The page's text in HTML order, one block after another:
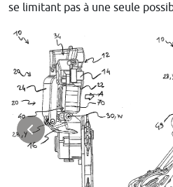
se limitant pas à une seule